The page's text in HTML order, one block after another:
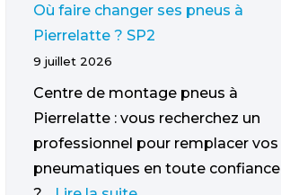
Où faire changer ses pneus à
Pierrelatte ? SP2
9 juillet 2026
Centre de montage pneus à
Pierrelatte : vous recherchez un
professionnel pour remplacer vos
pneumatiques en toute confiance